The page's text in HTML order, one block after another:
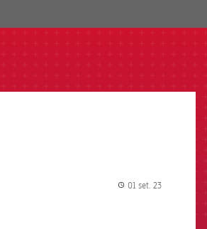
01 set. 23